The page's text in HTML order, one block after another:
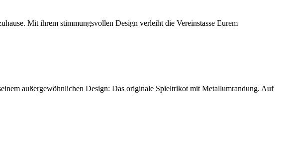
Mit ihrem stimmungsvollen Design verleiht die Vereinstasse Eurem
außergewöhnlichen Design: Das originale Spieltrikot mit Metallumrandung. Auf